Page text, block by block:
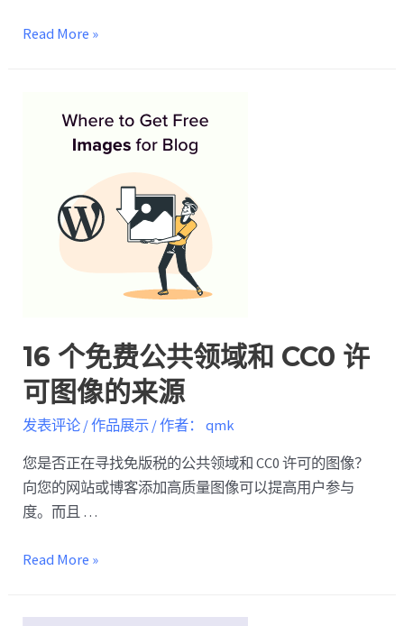
Read More »
16 个免费公共领域和 CC0 许
可图像的来源
发表评论 /作品展示 / 作者： qmk
您是否正在寻找免版税的公共领域和 CC0 许可的图像？
向您的网站或博客添加高质量图像可以提高用户参与
度。而且 …
Read More »